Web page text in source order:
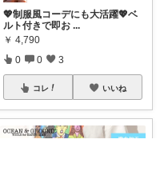
💖制服風コーデにも大活躍💖ベ
ルト付きで即お ...
￥ 4,790
0 0 3
コレ いいね